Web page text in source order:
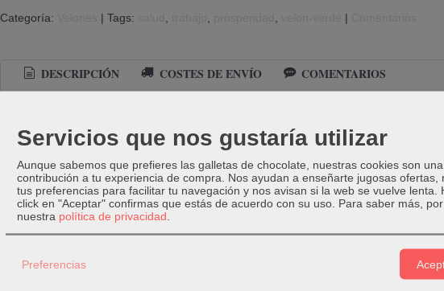
Categoría: | Tags: |
DESCRIPCIÓN COSTES DE ENVÍO COMENTARIOS
Productos Relacionados
Servicios que nos gustaría utilizar
Aunque sabemos que prefieres las galletas de chocolate, nuestras cookies son
contribución a tu experiencia de compra. Nos ayudan a enseñarte jugosas ofertas,
tus preferencias para facilitar tu navegación y nos avisan si la web se vuelve lenta.
click en "Aceptar" confirmas que estás de acuerdo con su uso. Para saber más,
nuestra política de privacidad
Preferencias